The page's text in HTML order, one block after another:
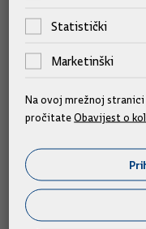
Predsjednik
alci
Predsjednik Vlade
Sinjskoj alci,
u
Statistički
Marketinški
Na ovoj mrežnoj stranici
pročitateObavijest o